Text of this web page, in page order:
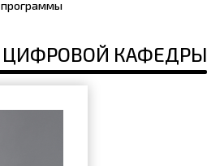
программы
ЦИФРОВОЙ КАФЕДРЫ